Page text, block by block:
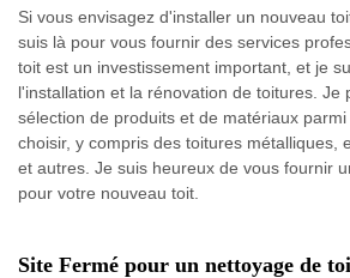
Si vous envisagez d'installer un nouveau
suis là pour vous fournir des services
toit est un investissement important, et je
l'installation et la rénovation de toitures. Je
sélection de produits et de matériaux
choisir, y compris des toitures métalliques,
et autres. Je suis heureux de vous fournir
pour votre nouveau toit.
Site Fermé pour un nettoyage de